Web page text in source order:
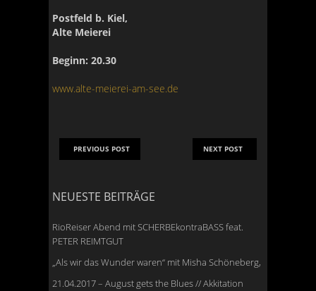
Postfeld b. Kiel,
Alte Meierei
Beginn: 20.30
www.alte-meierei-am-see.de
NEXT POST
PREVIOUS POST
NEUESTE BEITRÄGE
RioReiser Abend mit SCHERBEkontraBASS feat.
PETER REIMTGUT
„Als wir das Wunder waren“ mit Misha Schöneberg,
21.04.2017 – August gets the Blues // Akkitation